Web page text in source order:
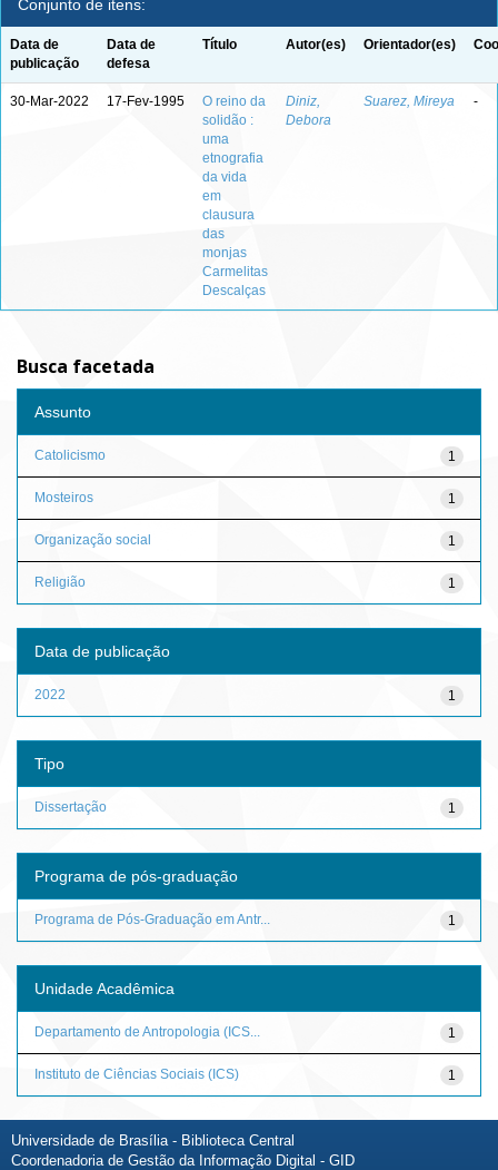
Conjunto de itens:
Data de
publicação
Data de
defesa
Título Autor(es) Orientador(es)
30-Mar-2022 17-Fev-1995
O reino da
solidão :
uma
etnografia
da vida
em
clausura
das
monjas
Carmelitas
Descalças
Diniz,
Debora
Suarez, Mireya -
Busca facetada
Assunto
1
Catolicismo
1
Mosteiros
1
Organização social
1
Religião
Data de publicação
1
2022
Tipo
1
Dissertação
Programa de pós-graduação
1
Programa de Pós-Graduação em Antr...
Unidade Acadêmica
1
Departamento de Antropologia (ICS...
1
Instituto de Ciências Sociais (ICS)
Universidade de Brasília - Biblioteca Central
Coordenadoria de Gestão da Informação Digital - GID